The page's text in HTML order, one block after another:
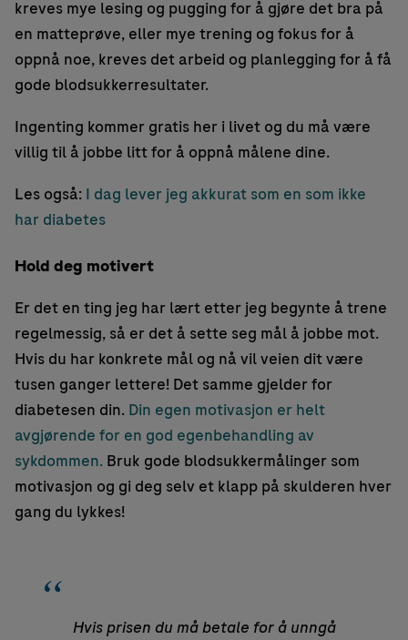
kreves mye lesing og pugging for å gjøre det bra på
en matteprøve, eller mye trening og fokus for å
oppnå noe, kreves det arbeid og planlegging for å få
gode blodsukkerresultater.
Ingenting kommer gratis her i livet og du må være
villig til å jobbe litt for å oppnå målene dine.
Les også: I dag lever jeg akkurat som en som ikke
har diabetes
Hold deg motivert
Er det en ting jeg har lært etter jeg begynte å trene
regelmessig, så er det å sette seg mål å jobbe mot.
Hvis du har konkrete mål og nå vil veien dit være
tusen ganger lettere! Det samme gjelder for
diabetesen din. Din egen motivasjon er helt
avgjørende for en god egenbehandling av
sykdommen. Bruk gode blodsukkermålinger som
motivasjon og gi deg selv et klapp på skulderen hver
gang du lykkes!
Hvis prisen du må betale for å unngå